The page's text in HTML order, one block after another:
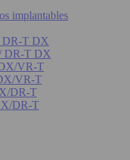
implantables
DR-T DX
DR-T DX
VR-T
VR-T
DR-T
DR-T